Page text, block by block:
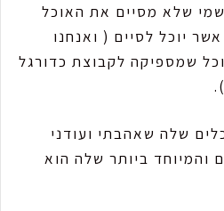
שמי שלא מסיים את האוכל
יוכל לסיים ( ואנחנו
שמספיקה לקבוצת כדורגל
שלה שאהבתי ועודני
ביותר שלה הוא